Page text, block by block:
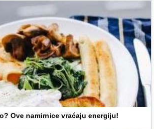
Ove namirnice vraćaju energiju!